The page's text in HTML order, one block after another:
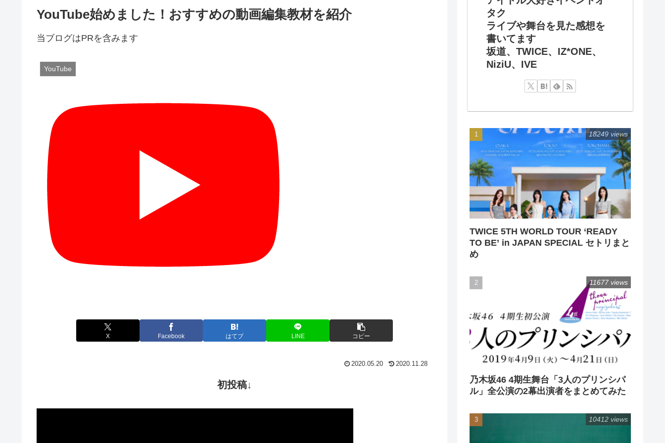
YouTube始めました！おすすめの動画編集教材を紹介
当ブログはPRを含みます
YouTube
X Facebook はてブ LINE コピー
2020.05.20 2020.11.28
初投稿↓
タク
ライブや舞台を見た感想を
書いてます
坂道、TWICE、IZ*ONE、
NiziU、IVE
TWICE 5TH WORLD TOUR ‘READY
TO BE’ in JAPAN SPECIAL セトリまと
め
18249 views
乃木坂46 4期生舞台「3人のプリンシパ
ル」全公演の2幕出演者をまとめてみた
11677 views
10412 views